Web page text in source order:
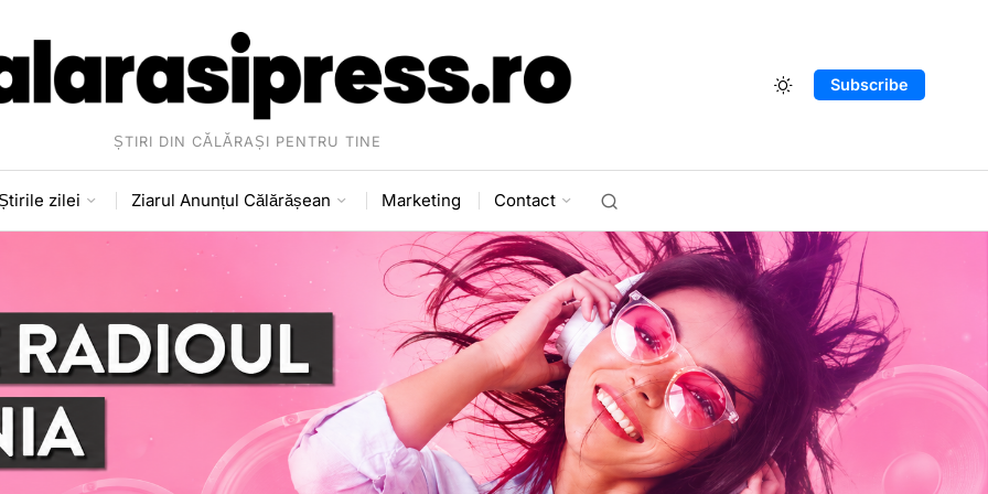
ȘTIRI DIN CĂLĂRAȘI PENTRU TINE
Subscribe
zilei Ziarul Anunțul Călărășean Marketing Contact